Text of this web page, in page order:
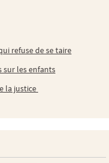
refuse de se taire
sur les enfants
la justice